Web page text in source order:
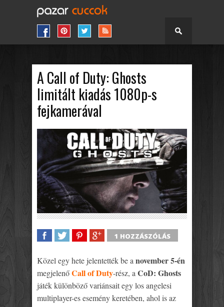
A Call of Duty: Ghosts
limitált kiadás 1080p-s
fejkamerával
1 HOZZÁSZÓLÁS
Közel egy hete jelentették be a november 5-én
megjelenőCall of Duty-rész, a CoD: Ghosts
játék különböző variánsait egy los angelesi
multiplayer-es esemény keretében, ahol is az